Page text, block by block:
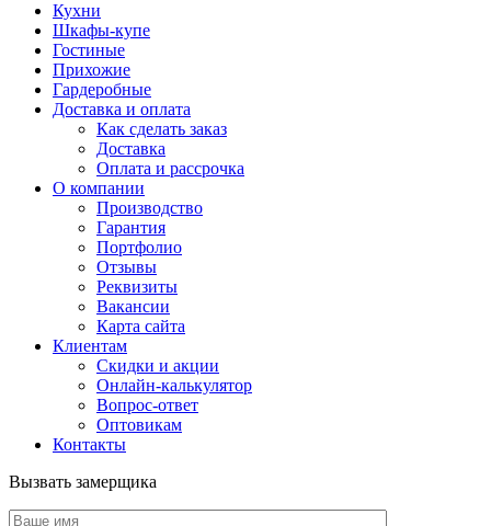
Кухни
Шкафы-купе
Гостиные
Прихожие
Гардеробные
Доставка и оплата
Как сделать заказ
Доставка
Оплата и рассрочка
О компании
Производство
Гарантия
Портфолио
Отзывы
Реквизиты
Вакансии
Карта сайта
Клиентам
Скидки и акции
Онлайн-калькулятор
Вопрос-ответ
Оптовикам
Контакты
Вызвать замерщика